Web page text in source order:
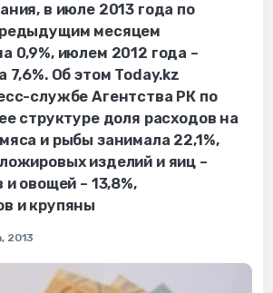
в июле 2013 года по
месяцем
0,9%, июлем 2012 года –
7,6%. Об этом Today.kz
службе Агентства РК по
структуре доля расходов на
и рыбы занимала 22,1%,
изделий и яиц –
и овощей – 13,8%,
и крупяны
2013